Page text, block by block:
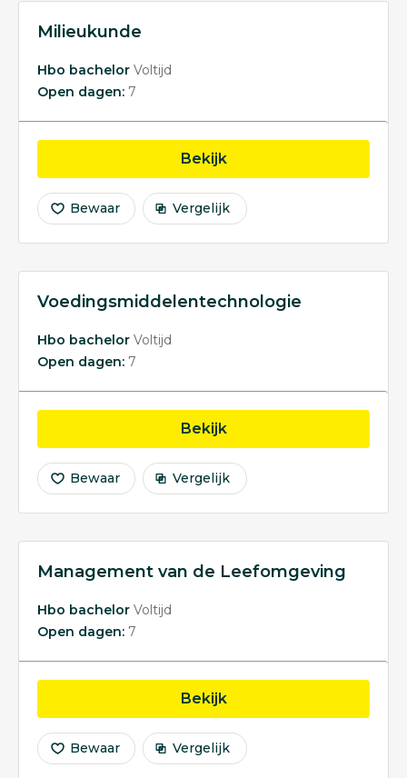
Milieukunde
Hbo bachelor Voltijd
Open dagen: 7
Bekijkopleiding Milieukunde
Bewaar Vergelijk
Voedingsmiddelentechnologie
Hbo bachelor Voltijd
Open dagen: 7
Bekijkopleiding
Bewaar Vergelijk
Management van de Leefomgeving
Hbo bachelor Voltijd
Open dagen: 7
Bekijkopleiding Management
Bewaar Vergelijk